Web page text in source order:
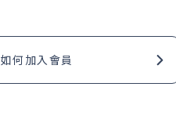
如何加入會員